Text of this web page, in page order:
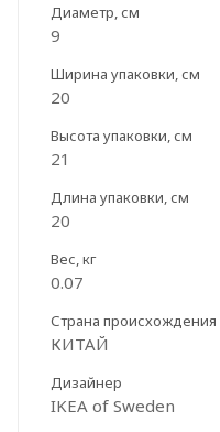
Диаметр, см
9
Ширина упаковки, см
20
Высота упаковки, см
21
Длина упаковки, см
20
Вес, кг
0.07
Страна происхождения
КИТАЙ
Дизайнер
IKEA of Sweden